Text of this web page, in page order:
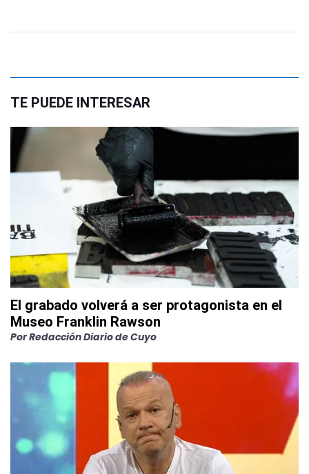
TE PUEDE INTERESAR
El grabado volverá a ser protagonista en el
Museo Franklin Rawson
PorRedacción Diario de Cuyo